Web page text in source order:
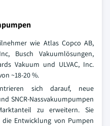
wie Atlas Copco AB,
Busch Vakuumlösungen,
Vakuum und ULVAC, Inc.
~18-20 %.
sich darauf, neue
SNCR-Nassvakuumpumpen
zu erweitern. Sie
Entwicklung von Pumpen